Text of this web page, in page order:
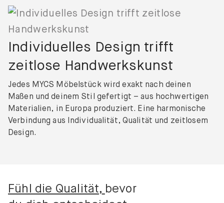
Individuelles Design trifft
zeitlose Handwerkskunst
Jedes MYCS Möbelstück wird exakt nach deinen
Maßen und deinem Stil gefertigt – aus hochwertigen
Materialien, in Europa produziert. Eine harmonische
Verbindung aus Individualität, Qualität und zeitlosem
Design.
Fühl die Qualität, bevor